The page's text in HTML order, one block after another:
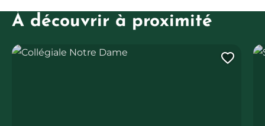
À découvrir à proximité
Collégiale Notre Dame